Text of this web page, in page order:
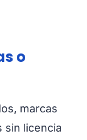
o
marcas
sin licencia